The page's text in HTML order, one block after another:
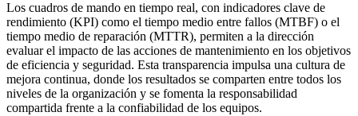
Los cuadros de mando en tiempo real, con indicadores clave de
rendimiento (KPI) como el tiempo medio entre fallos (MTBF) o el
tiempo medio de reparación (MTTR), permiten a la dirección
evaluar el impacto de las acciones de mantenimiento en los objetivos
de eficiencia y seguridad. Esta transparencia impulsa una cultura de
mejora continua, donde los resultados se comparten entre todos los
niveles de la organización y se fomenta la responsabilidad
compartida frente a la confiabilidad de los equipos.